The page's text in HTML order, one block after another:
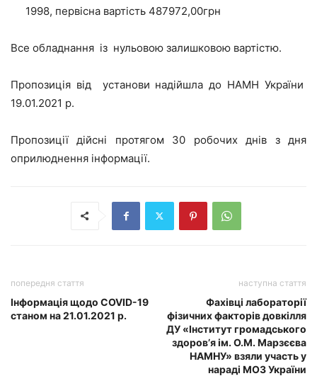
1998, первісна вартість 487972,00грн
Все обладнання із нульовою залишковою вартістю.
Пропозиція від установи надійшла до НАМН України
19.01.2021 р.
Пропозиції дійсні протягом 30 робочих днів з дня
оприлюднення інформації.
попередня стаття
Інформація щодо COVID-19
станом на 21.01.2021 р.
наступна стаття
Фахівці лабораторії
фізичних факторів довкілля
ДУ «Інститут громадського
здоров’я ім. О.М. Марзєєва
НАМНУ» взяли участь у
нараді МОЗ України